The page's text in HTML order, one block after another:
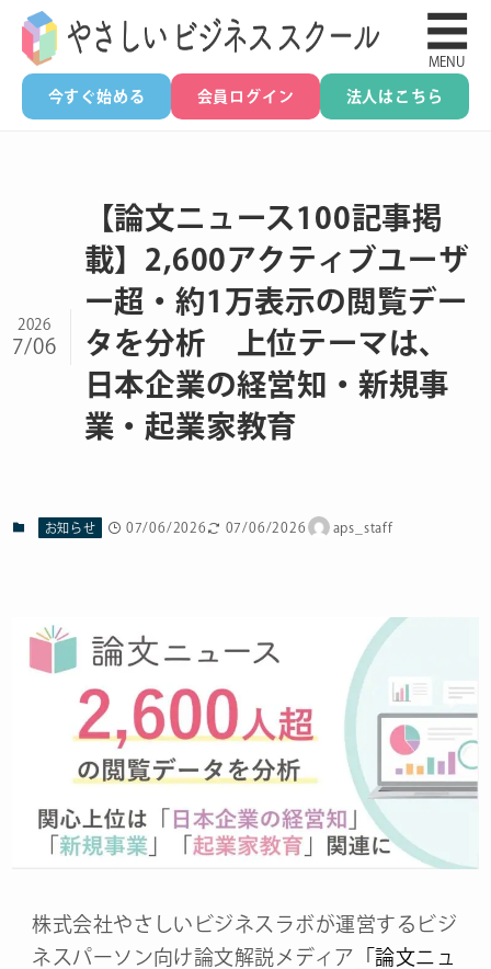
今すぐ始める 会員ログイン 法人はこちら
☰
MENU
【論文ニュース100記事掲
載】2,600アクティブユーザ
ー超・約1万表示の閲覧デー
タを分析 上位テーマは、
日本企業の経営知・新規事
業・起業家教育
2026
7/06
お知らせ 07/06/2026 07/06/2026 aps_staff
株式会社やさしいビジネスラボが運営するビジ
ネスパーソン向け論文解説メディア
「論文ニュ